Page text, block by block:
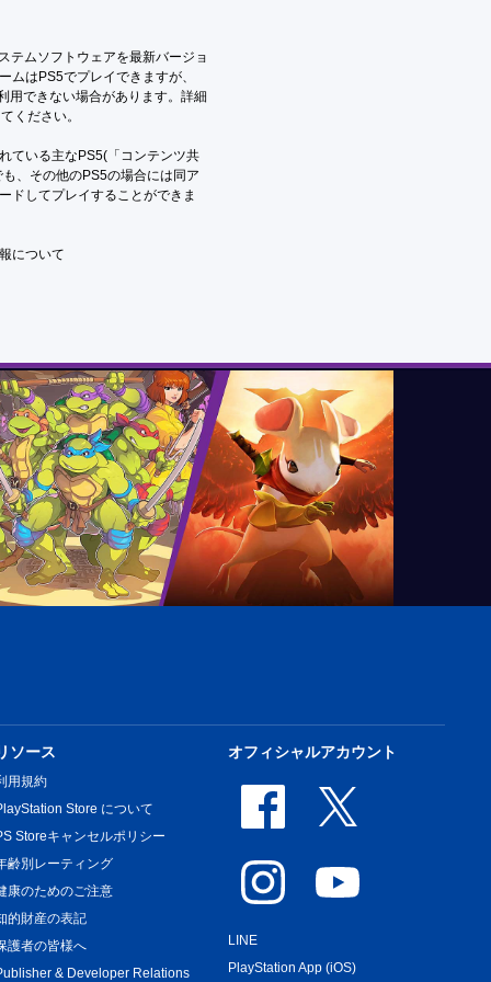
テムソフトウェアを最新バージョ
ムはPS5でプレイできますが、
用できない場合があります。詳細
ください。
ている主なPS5(「コンテンツ共
、その他のPS5の場合には同ア
ドしてプレイすることができま
について
ソース
用規約
Store について
Storeキャンセルポリシー
齢別レーティング
康のためのご注意
的財産の表記
護者の皆様へ
& Developer Relations
オフィシャルアカウント
LINE
PlayStation App (iOS)